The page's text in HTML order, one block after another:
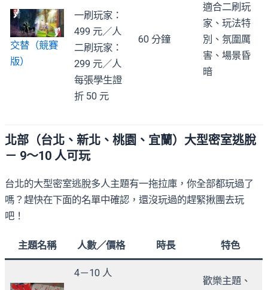
交替（競賽
版）
一刷玩家：
499 元／人
二刷玩家：
299 元／人
每張學生證
折 50 元
60 分鐘
適合二刷玩
家、玩法特
別、氛圍厲
害、場景昏
暗
北部（台北、新北、桃園、宜蘭）大型密室逃脫
－ 9～10 人可玩
台北的大型密室逃脫多人主題有一拖拉庫，你全部都玩過了
嗎？趕快在下面的名單中確認，還沒玩過的趕緊揪團去玩
吧！
主題名稱 人數／價格 時長 特色
4－10 人
歡樂主題、